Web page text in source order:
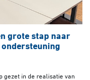
grote stap naar
gezet in de realisatie van